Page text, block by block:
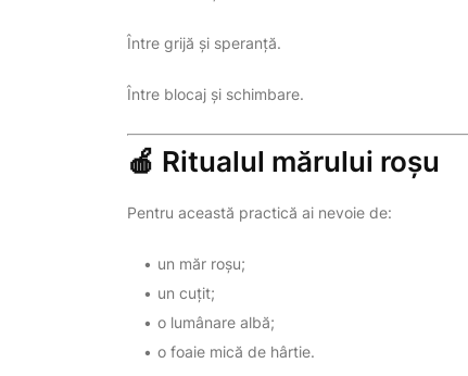
Între grijă și speranță.
Între blocaj și schimbare.
🍎 Ritualul mărului roșu
Pentru această practică ai nevoie de:
un măr roșu;
un cuțit;
o lumânare albă;
o foaie mică de hârtie.